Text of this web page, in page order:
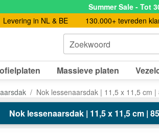
Summer Sale - Tot
Levering in NL & BE 130.000+ tevreden
Zoekwoord
Massieve platen
Nok lessenaarsdak | 11,5 x 11,5 cm |
Nok lessenaarsdak | 11,5 x 11,5 cm |